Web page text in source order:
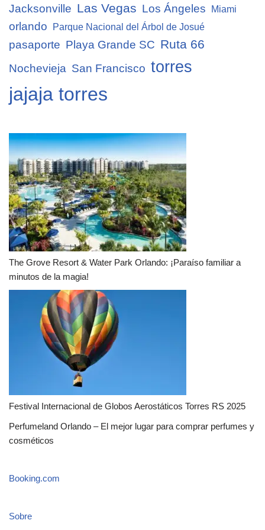
Jacksonville Las Vegas Los Ángeles Miami
orlando Parque Nacional del Árbol de Josué
pasaporte Playa Grande SC Ruta 66
Nochevieja San Francisco torres
jajaja torres
The Grove Resort & Water Park Orlando: ¡Paraíso familiar a
minutos de la magia!
Festival Internacional de Globos Aerostáticos Torres RS 2025
Perfumeland Orlando – El mejor lugar para comprar perfumes y
cosméticos
Booking.com
Sobre